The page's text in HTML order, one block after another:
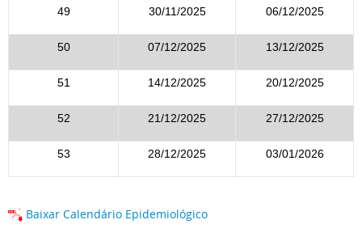
49 30/11/2025 06/12/2025
50 07/12/2025 13/12/2025
51 14/12/2025 20/12/2025
52 21/12/2025 27/12/2025
53 28/12/2025 03/01/2026
Baixar Calendário Epidemiológico